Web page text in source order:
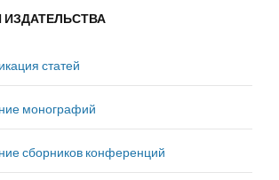
ИЗДАТЕЛЬСТВА
статей
монографий
сборников конференций